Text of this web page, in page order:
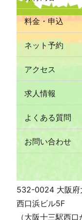
料金・申込
ネット予約
アクセス
求人情報
よくある質問
お問い合わせ
532-0024 大阪府
西口浜ビル5F
（大阪十三駅西口